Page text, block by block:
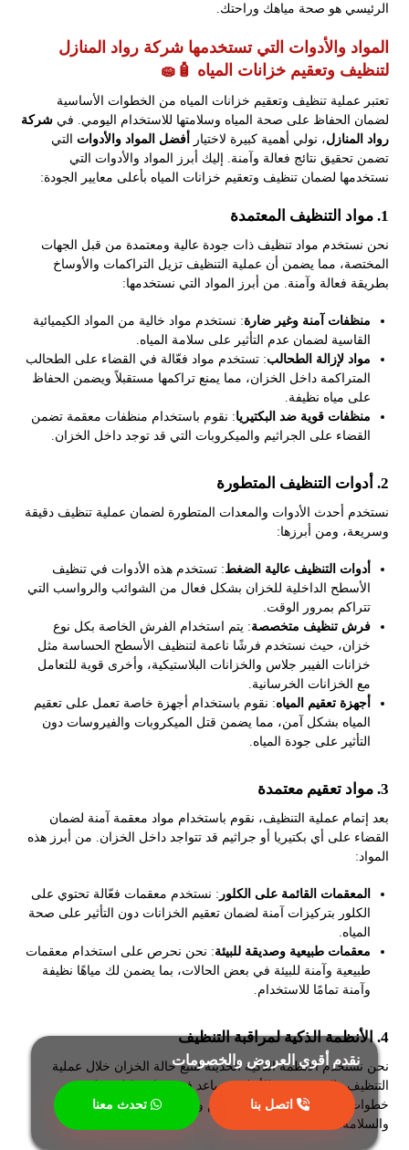
الرئيسي هو صحة مياهك وراحتك.
المواد والأدوات التي تستخدمها شركة رواد المنازل
لتنظيف وتعقيم خزانات المياه 🧴🧽
تعتبر عملية تنظيف وتعقيم خزانات المياه من الخطوات الأساسية
لضمان الحفاظ على صحة المياه وسلامتها للاستخدام اليومي. فيشركة
رواد المنازل، نولي أهمية كبيرة لاختيار أفضل المواد والأدوات التي
تضمن تحقيق نتائج فعالة وآمنة. إليك أبرز المواد والأدوات التي
نستخدمها لضمان تنظيف وتعقيم خزانات المياه بأعلى معايير الجودة:
1. مواد التنظيف المعتمدة
نحن نستخدم مواد تنظيف ذات جودة عالية ومعتمدة من قبل الجهات
المختصة، مما يضمن أن عملية التنظيف تزيل التراكمات والأوساخ
بطريقة فعالة وآمنة. من أبرز المواد التي نستخدمها:
منظفات آمنة وغير ضارة: نستخدم مواد خالية من المواد الكيميائية
القاسية لضمان عدم التأثير على سلامة المياه.
مواد لإزالة الطحالب: تستخدم مواد فعّالة في القضاء على الطحالب
المتراكمة داخل الخزان، مما يمنع تراكمها مستقبلاً ويضمن الحفاظ
على مياه نظيفة.
منظفات قوية ضد البكتيريا: نقوم باستخدام منظفات معقمة تضمن
القضاء على الجراثيم والميكروبات التي قد توجد داخل الخزان.
2. أدوات التنظيف المتطورة
نستخدم أحدث الأدوات والمعدات المتطورة لضمان عملية تنظيف دقيقة
وسريعة، ومن أبرزها:
أدوات التنظيف عالية الضغط: تستخدم هذه الأدوات في تنظيف
الأسطح الداخلية للخزان بشكل فعال من الشوائب والرواسب التي
تتراكم بمرور الوقت.
فرش تنظيف متخصصة: يتم استخدام الفرش الخاصة بكل نوع
خزان، حيث نستخدم فرشًا ناعمة لتنظيف الأسطح الحساسة مثل
خزانات الفيبر جلاس والخزانات البلاستيكية، وأخرى قوية للتعامل
مع الخزانات الخرسانية.
أجهزة تعقيم المياه: نقوم باستخدام أجهزة خاصة تعمل على تعقيم
المياه بشكل آمن، مما يضمن قتل الميكروبات والفيروسات دون
التأثير على جودة المياه.
3. مواد تعقيم معتمدة
بعد إتمام عملية التنظيف، نقوم باستخدام مواد معقمة آمنة لضمان
القضاء على أي بكتيريا أو جراثيم قد تتواجد داخل الخزان. من أبرز هذه
المواد:
المعقمات القائمة على الكلور : نستخدم معقمات فعّالة تحتوي على
الكلور بتركيزات آمنة لضمان تعقيم الخزانات دون التأثير على صحة
المياه.
معقمات طبيعية وصديقة للبيئة: نحن نحرص على استخدام معقمات
طبيعية وآمنة للبيئة في بعض الحالات، بما يضمن لك مياهًا نظيفة
وآمنة تمامًا للاستخدام.
4. الأنظمة الذكية لمراقبة التنظيف
نحن نستخدم الأنظمة الذكية الحديثة لتتبع حالة الخزان خلال عملية
التنظيف والتعقيم. هذه الأنظمة تساعد في مراقبة كل خطوة من
خطوات العملية، مما يضمن أنها تتم وفقًا لأعلى معايير الجودة
والسلامة.
نقدم أقوي العروض والخصومات
اتصل بنا تحدث معنا